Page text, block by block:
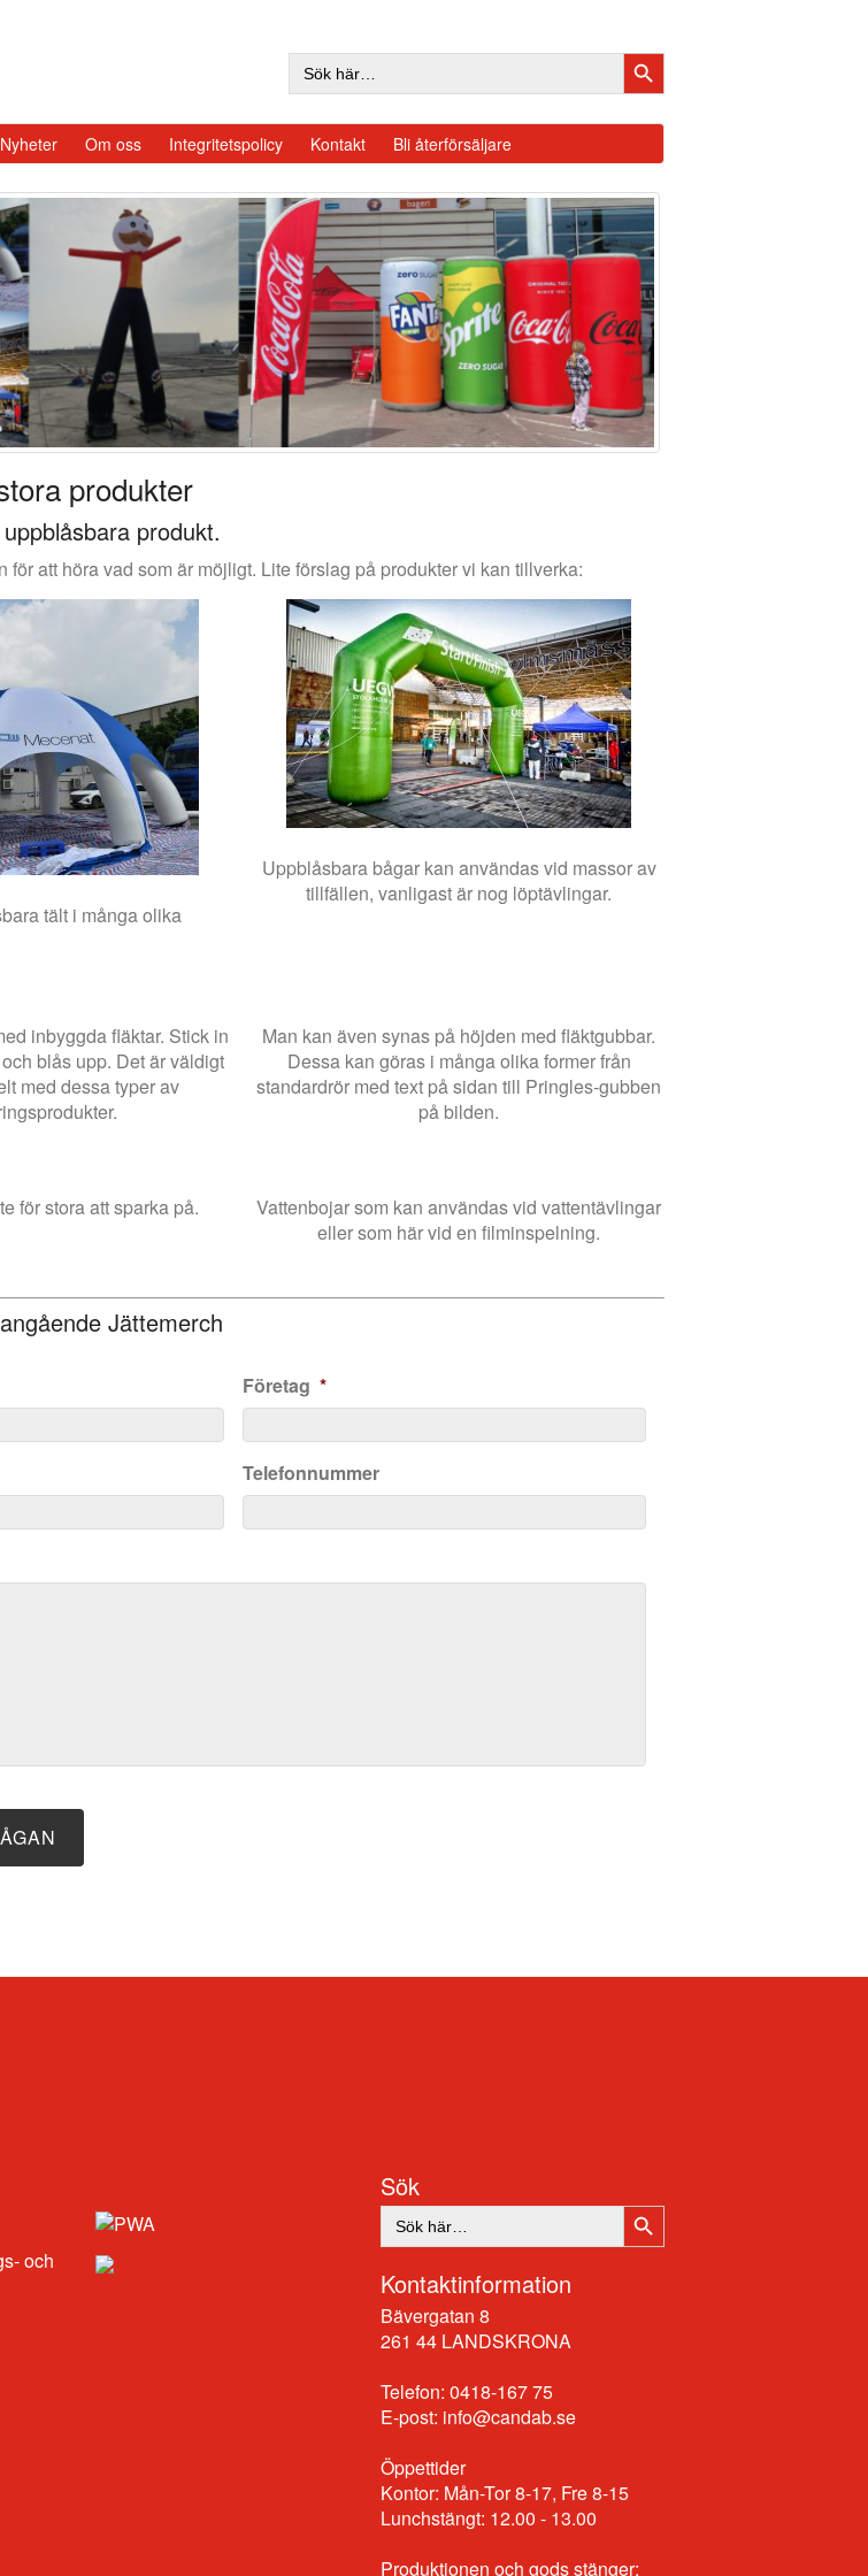
Sök
efter:
SÖKKNAPP
Nyheter Om oss Integritetspolicy Kontakt Bli återförsäljare
produkter
produkt.
för att höra vad som är möjligt. Lite förslag på produkter vi kan tillverka:
tält i många olika
Uppblåsbara bågar kan användas vid massor av
tillfällen, vanligast är nog löptävlingar.
inbyggda fläktar. Stick in
blås upp. Det är väldigt
med dessa typer av
Man kan även synas på höjden med fläktgubbar.
Dessa kan göras i många olika former från
standardrör med text på sidan till Pringles-gubben
på bilden.
för stora att sparka på.
Vattenbojar som kan användas vid vattentävlingar
eller som här vid en filminspelning.
Jättemerch
Företag *
Telefonnummer
Sök
Sök
efter:
SÖKKNAPP
Kontaktinformation
Bävergatan 8
261 44 LANDSKRONA
Telefon: 0418-167 75
E-post: info@candab.se
Öppettider
Kontor: Mån-Tor 8-17, Fre 8-15
Lunchstängt: 12.00 - 13.00
Produktionen och gods stänger: